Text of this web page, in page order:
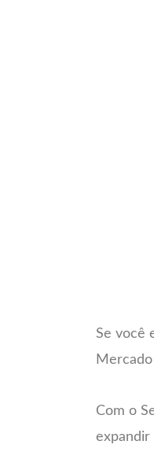
Se você
Com o
expandir